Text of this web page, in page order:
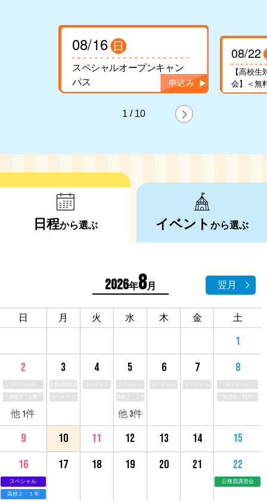
08/16 日
スペシャルオープンキャン
パス
08/22
【高校
会】＜無
1 / 10
日程から選ぶ イベント から選ぶ
2026年8月 翌月
日 月 火 水 木 金 土
1
2
高校２・１年
他 1件
3 4 5
他 3件
6 7 8
9 10 11 12 13 14
15
16
スペシャル
高校２・１年
17 18 19 20 21 22
公務員講習会